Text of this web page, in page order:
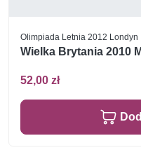
Olimpiada Letnia 2012 Londyn
Wielka Brytania 2010
52,00 zł